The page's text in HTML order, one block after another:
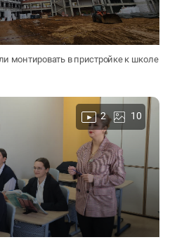
монтировать в пристройке к школе
2 10